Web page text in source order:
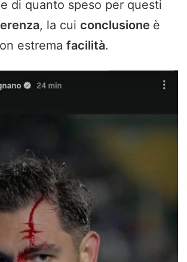
di quanto speso per questi
, la cui conclusione è
estrema facilità.